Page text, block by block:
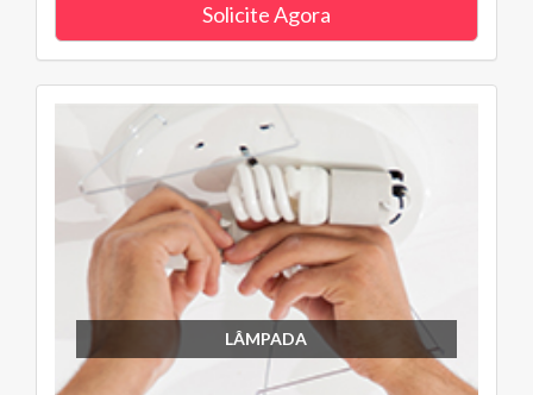
Solicite Agora
LÂMPADA